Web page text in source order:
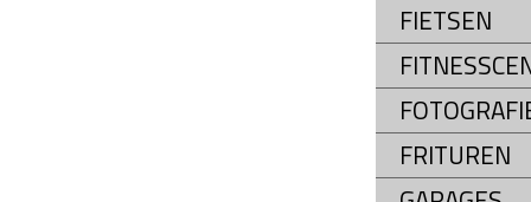
FIETSEN
FRITUREN